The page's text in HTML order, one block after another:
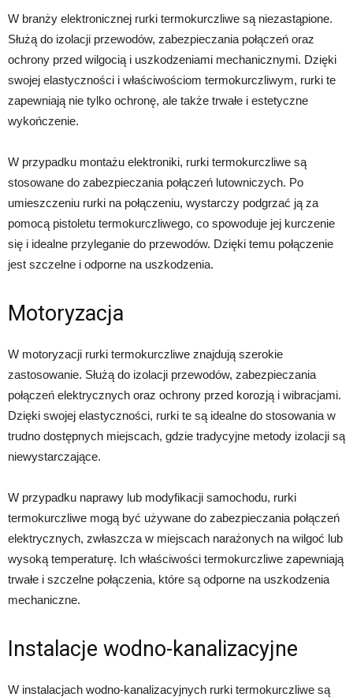
W branży elektronicznej rurki termokurczliwe są niezastąpione.
Służą do izolacji przewodów, zabezpieczania połączeń oraz
ochrony przed wilgocią i uszkodzeniami mechanicznymi. Dzięki
swojej elastyczności i właściwościom termokurczliwym, rurki te
zapewniają nie tylko ochronę, ale także trwałe i estetyczne
wykończenie.
W przypadku montażu elektroniki, rurki termokurczliwe są
stosowane do zabezpieczania połączeń lutowniczych. Po
umieszczeniu rurki na połączeniu, wystarczy podgrzać ją za
pomocą pistoletu termokurczliwego, co spowoduje jej kurczenie
się i idealne przyleganie do przewodów. Dzięki temu połączenie
jest szczelne i odporne na uszkodzenia.
Motoryzacja
W motoryzacji rurki termokurczliwe znajdują szerokie
zastosowanie. Służą do izolacji przewodów, zabezpieczania
połączeń elektrycznych oraz ochrony przed korozją i wibracjami.
Dzięki swojej elastyczności, rurki te są idealne do stosowania w
trudno dostępnych miejscach, gdzie tradycyjne metody izolacji są
niewystarczające.
W przypadku naprawy lub modyfikacji samochodu, rurki
termokurczliwe mogą być używane do zabezpieczania połączeń
elektrycznych, zwłaszcza w miejscach narażonych na wilgoć lub
wysoką temperaturę. Ich właściwości termokurczliwe zapewniają
trwałe i szczelne połączenia, które są odporne na uszkodzenia
mechaniczne.
Instalacje wodno-kanalizacyjne
W instalacjach wodno-kanalizacyjnych rurki termokurczliwe są